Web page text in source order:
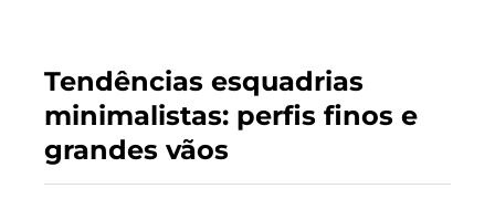
Tendências esquadrias
minimalistas: perfis finos e
grandes vãos